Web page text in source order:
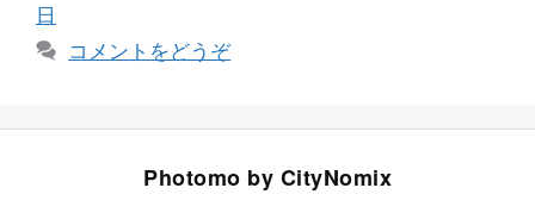
日
コメントをどうぞ
Photomo by CityNomix